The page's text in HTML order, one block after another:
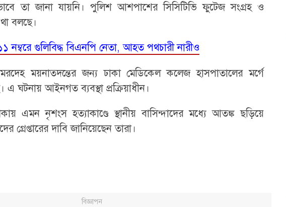
তা জানা যায়নি। পুলিশ আশপাশের সিসিটিভি ফুটেজ সংগ্রহ ও
বলছে।
নম্বরে গুলিবিদ্ধ বিএনপি নেতা, আহত পথচারী নারীও
ময়নাতদন্তের জন্য ঢাকা মেডিকেল কলেজ হাসপাতালের মর্গে
এ ঘটনায় আইনগত ব্যবস্থা প্রক্রিয়াধীন।
এমন নৃশংস হত্যাকাণ্ডে স্থানীয় বাসিন্দাদের মধ্যে আতঙ্ক ছড়িয়ে
গ্রেপ্তারের দাবি জানিয়েছেন তারা।